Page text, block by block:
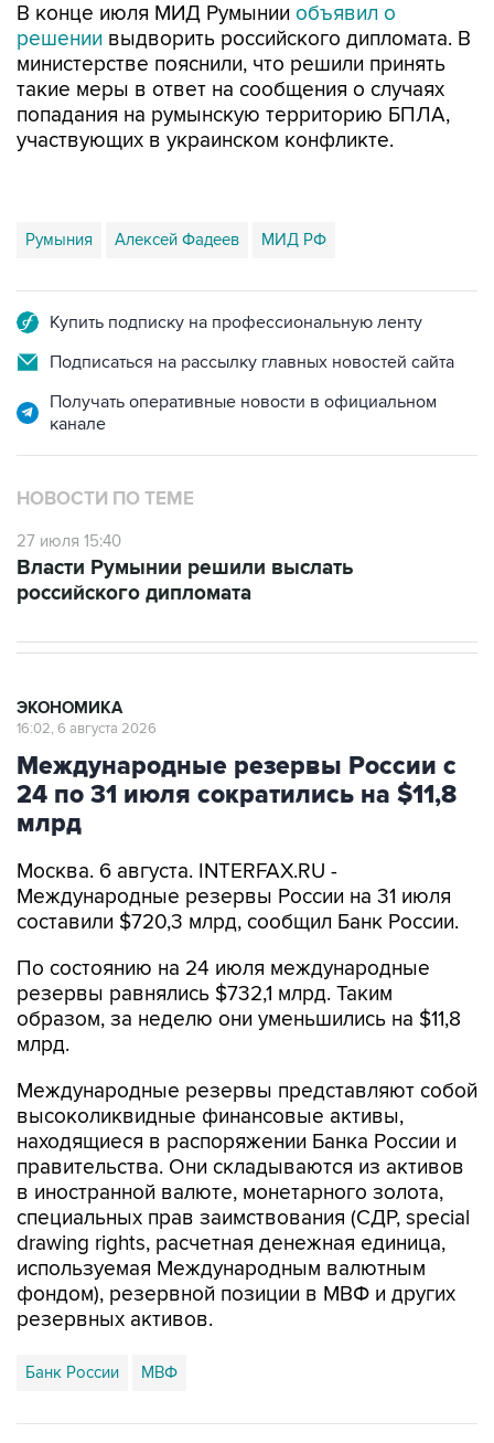
В конце июля МИД Румынии объявил о
решении выдворить российского дипломата. В
министерстве пояснили, что решили принять
такие меры в ответ на сообщения о случаях
попадания на румынскую территорию БПЛА,
участвующих в украинском конфликте.
Румыния Алексей Фадеев МИД РФ
Купить подписку на профессиональную ленту
Подписаться на рассылку главных новостей сайта
Получать оперативные новости в официальном
канале
НОВОСТИ ПО ТЕМЕ
27 июля 15:40
Власти Румынии решили выслать
российского дипломата
ЭКОНОМИКА
16:02, 6 августа 2026
Международные резервы России с
24 по 31 июля сократились на $11,8
млрд
Москва. 6 августа. INTERFAX.RU -
Международные резервы России на 31 июля
составили $720,3 млрд, сообщил Банк России.
По состоянию на 24 июля международные
резервы равнялись $732,1 млрд. Таким
образом, за неделю они уменьшились на $11,8
млрд.
Международные резервы представляют собой
высоколиквидные финансовые активы,
находящиеся в распоряжении Банка России и
правительства. Они складываются из активов
в иностранной валюте, монетарного золота,
специальных прав заимствования (СДР, special
drawing rights, расчетная денежная единица,
используемая Международным валютным
фондом), резервной позиции в МВФ и других
резервных активов.
Банк России МВФ